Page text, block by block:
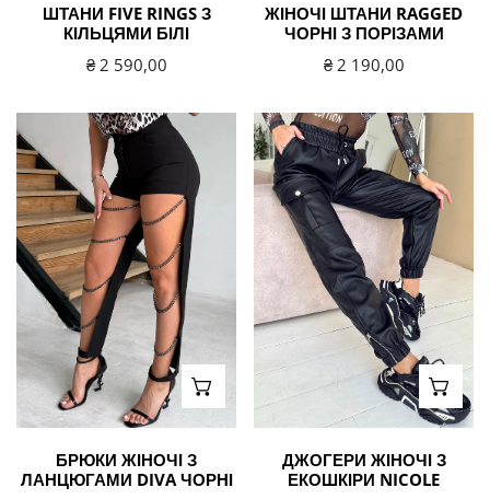
ШТАНИ FIVE RINGS З
КІЛЬЦЯМИ БІЛІ
Звичайна
₴ 2 590,00
ЖІНОЧІ ШТАНИ RAGGED
ЧОРНІ З ПОРІЗАМИ
Звичайна
₴ 2 190,00
Брюки
жіночі
з
ланцюгами
Diva
чорні
ВИБЕРІТЬ ВАРІАНТИ
БРЮКИ ЖІНОЧІ З
ЛАНЦЮГАМИ DIVA ЧОРНІ
Джогери
жіночі
з
екошкіри
NICOLE
ДЖОГЕРИ ЖІНОЧІ З
ЕКОШКІРИ NICOLE